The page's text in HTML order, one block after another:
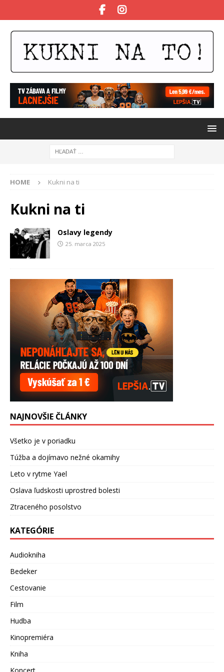
HOME Kukni na ti
Kukni na ti
Oslavy legendy
25. marca 2025
NAJNOVŠIE ČLÁNKY
Všetko je v poriadku
Túžba a dojímavo nežné okamihy
Leto v rytme Yael
Oslava ľudskosti uprostred bolesti
Ztraceného posolstvo
KATEGÓRIE
Audiokniha
Bedeker
Cestovanie
Film
Hudba
Kinopremiéra
Kniha
Koncert